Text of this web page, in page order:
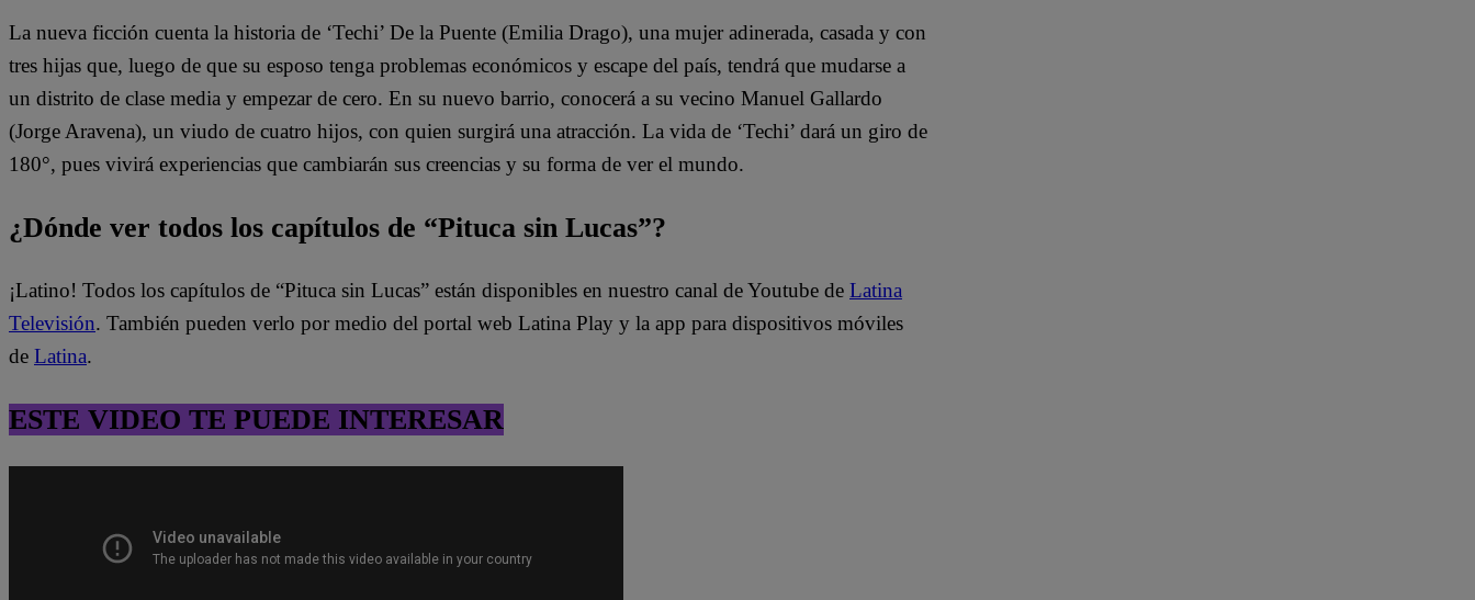
La nueva ficción cuenta la historia de ‘Techi’ De la Puente (Emilia Drago), una mujer adinerada, casada y con
tres hijas que, luego de que su esposo tenga problemas económicos y escape del país, tendrá que mudarse a
un distrito de clase media y empezar de cero. En su nuevo barrio, conocerá a su vecino Manuel Gallardo
(Jorge Aravena), un viudo de cuatro hijos, con quien surgirá una atracción. La vida de ‘Techi’ dará un giro de
180°, pues vivirá experiencias que cambiarán sus creencias y su forma de ver el mundo.
¿Dónde ver todos los capítulos de “Pituca sin Lucas”?
¡Latino! Todos los capítulos de “Pituca sin Lucas” están disponibles en nuestro canal de Youtube de Latina
Televisión. También pueden verlo por medio del portal web Latina Play y la app para dispositivos móviles
de Latina.
ESTE VIDEO TE PUEDE INTERESAR